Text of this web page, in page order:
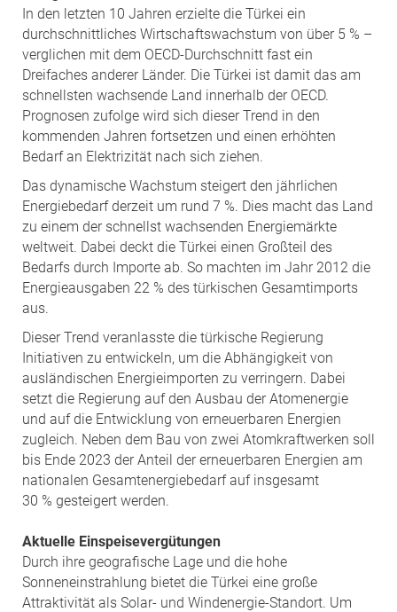
In den letzten 10 Jahren erzielte die Türkei ein
durchschnittliches Wirtschaftswachstum von über 5 % –
verglichen mit dem OECD-Durchschnitt fast ein
Dreifaches anderer Länder. Die Türkei ist damit das am
schnellsten wachsende Land innerhalb der OECD.
Prognosen zufolge wird sich dieser Trend in den
kommenden Jahren fortsetzen und einen erhöhten
Bedarf an Elektrizität nach sich ziehen.
Das dynamische Wachstum steigert den jährlichen
Energiebedarf derzeit um rund 7 %. Dies macht das Land
zu einem der schnellst wachsenden Energiemärkte
weltweit. Dabei deckt die Türkei einen Großteil des
Bedarfs durch Importe ab. So machten im Jahr 2012 die
Energieausgaben 22 % des türkischen Gesamtimports
aus.
Dieser Trend veranlasste die türkische Regierung
Initiativen zu entwickeln, um die Abhängigkeit von
ausländischen Energieimporten zu verringern. Dabei
setzt die Regierung auf den Ausbau der Atomenergie
und auf die Entwicklung von erneuerbaren Energien
zugleich. Neben dem Bau von zwei Atomkraftwerken soll
bis Ende 2023 der Anteil der erneuerbaren Energien am
nationalen Gesamtenergiebedarf auf insgesamt
30 % gesteigert werden.
Aktuelle Einspeisevergütungen
Durch ihre geografische Lage und die hohe
Sonneneinstrahlung bietet die Türkei eine große
Attraktivität als Solar- und Windenergie-Standort. Um